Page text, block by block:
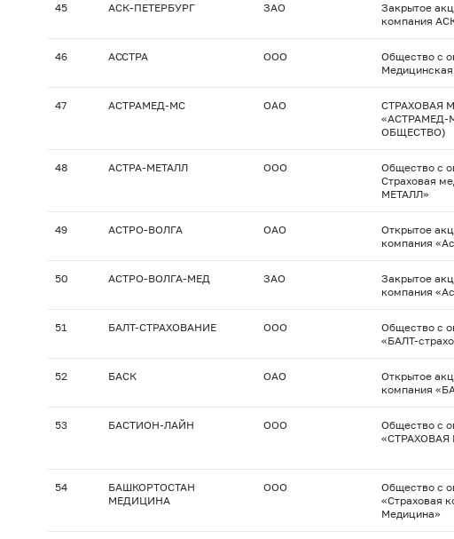
45 АСК-ПЕТЕРБУРГ ЗАО
Закрытое
компания
46 АССТРА ООО
Общество с
47 АСТРАМЕД-МС ОАО
СТРАХОВАЯ
«АСТРАМЕД-
ОБЩЕСТВО)
48 АСТРА-МЕТАЛЛ ООО
Общество с
Страховая
МЕТАЛЛ»
49 АСТРО-ВОЛГА ОАО
Открытое
компания
50 АСТРО-ВОЛГА-МЕД ЗАО
Закрытое
компания
51 БАЛТ-СТРАХОВАНИЕ ООО
Общество с
«БАЛТ-
52 БАСК ОАО
Открытое
компания
53 БАСТИОН-ЛАЙН ООО
Общество с
54
БАШКОРТОСТАН
МЕДИЦИНА
ООО
Общество с
«Страховая
Медицина»